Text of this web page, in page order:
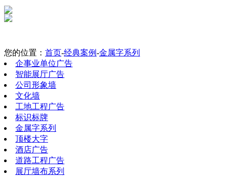
您的位置： 首页-经典案例-金属字系列
企事业单位广告
智能展厅广告
公司形象墙
文化墙
工地工程广告
标识标牌
金属字系列
顶楼大字
酒店广告
道路工程广告
展厅墙布系列